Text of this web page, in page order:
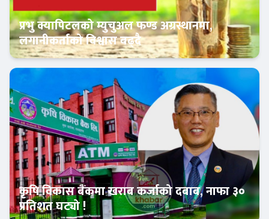
Banner News
प्रभु क्यापिटलको म्युचुअल फण्ड अग्रस्थानमा,
लगानीकर्ताको विश्वास बढ्दै
कृषि विकास बैंकमा खराब कर्जाको दबाब, नाफा ३०
प्रतिशत घट्यो !